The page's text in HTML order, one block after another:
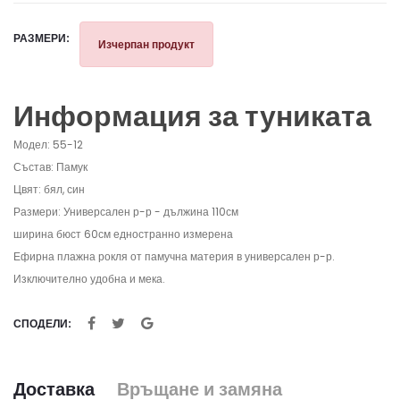
РАЗМЕРИ: Изчерпан продукт
Информация за туниката
Модел: 55-12
Състав: Памук
Цвят: бял, син
Размери: Универсален р-р - дължина 110см
ширина бюст 60см едностранно измерена
Ефирна плажна рокля от памучна материя в универсален р-р.
Изключително удобна и мека.
СПОДЕЛИ:
Доставка
Връщане и замяна